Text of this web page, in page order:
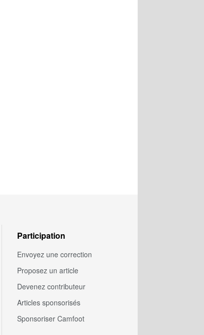
Participation
Envoyez une correction
Proposez un article
Devenez contributeur
Articles sponsorisés
Sponsoriser Camfoot